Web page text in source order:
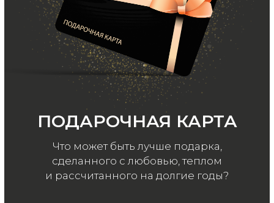
ООО «МИР КАШЕМИРА» © 2023
Все права защищены.
Политика
конфиденциальности